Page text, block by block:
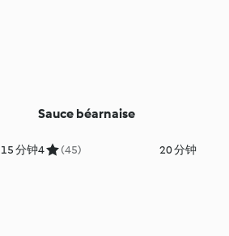
15 分钟
Sauce béarnaise
4 (45) 20 分钟